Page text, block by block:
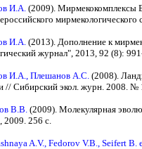
И.А. (2009). Мирмекокомплексы
И.А. (2013). Дополнение к
журнал", 2013, 92 (8):
И.А., Плешанов А.С. (2008).
// Сибирский экол. журн. 2008. №
В.В. (2009). Молекулярная
2009. 256 с.
A.V., Fedorov V.B., Seifert B.